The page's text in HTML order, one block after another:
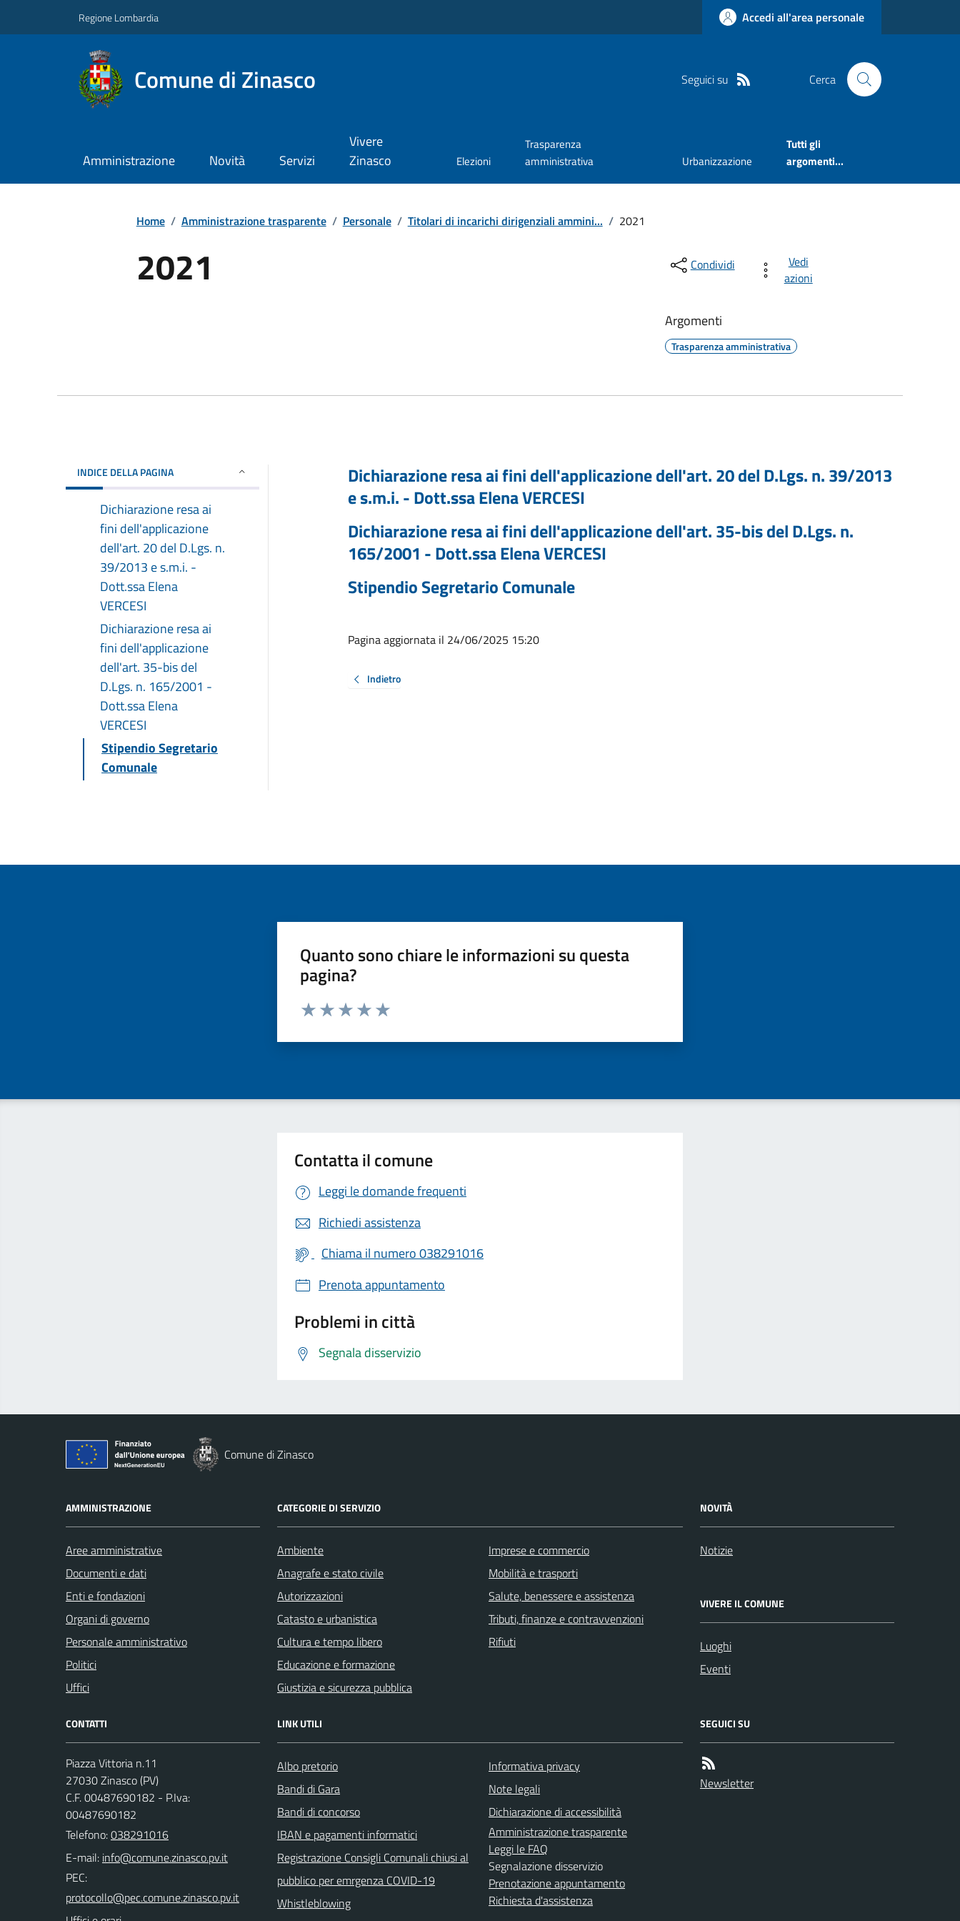
Regione Lombardia Accedi all'area personale
Comune di Zinasco Seguici su Cerca
Amministrazione Novità Servizi
Vivere
Zinasco
Elezioni
Trasparenza
amministrativa
Urbanizzazione
Tutti gli
argomenti...
Home / Amministrazione trasparente / Personale / Titolari di incarichi dirigenziali ammini... / 2021
2021 Condividi
Vedi
azioni
Argomenti
Trasparenza amministrativa
INDICE DELLA PAGINA
Dichiarazione resa ai
fini dell'applicazione
dell'art. 20 del D.Lgs. n.
39/2013 e s.m.i. -
Dott.ssa Elena
VERCESI
Dichiarazione resa ai
fini dell'applicazione
dell'art. 35-bis del
D.Lgs. n. 165/2001 -
Dott.ssa Elena
VERCESI
Stipendio Segretario
Comunale
Dichiarazione resa ai fini dell'applicazione dell'art. 20 del D.Lgs. n. 39/2013
e s.m.i. - Dott.ssa Elena VERCESI
Dichiarazione resa ai fini dell'applicazione dell'art. 35-bis del D.Lgs. n.
165/2001 - Dott.ssa Elena VERCESI
Stipendio Segretario Comunale
Pagina aggiornata il 24/06/2025 15:20
Indietro
Quanto sono chiare le informazioni su questa
pagina?
Valuta da 1 a 5 stelle la pagina
Contatta il comune
Leggi le domande frequenti
Richiedi assistenza
Chiama il numero 038291016
Prenota appuntamento
Problemi in città
Segnala disservizio
Comune di Zinasco
AMMINISTRAZIONE
Aree amministrative
Documenti e dati
Enti e fondazioni
Organi di governo
Personale amministrativo
Politici
Uffici
CATEGORIE DI SERVIZIO
Ambiente
Anagrafe e stato civile
Autorizzazioni
Catasto e urbanistica
Cultura e tempo libero
Educazione e formazione
Giustizia e sicurezza pubblica
Imprese e commercio
Mobilità e trasporti
Salute, benessere e assistenza
Tributi, finanze e contravvenzioni
Rifiuti
NOVITÀ
Notizie
VIVERE IL COMUNE
Luoghi
Eventi
CONTATTI
Piazza Vittoria n.11
27030 Zinasco (PV)
C.F. 00487690182 - P.Iva:
00487690182
Telefono:038291016
E-mail:
PEC:
LINK UTILI
Albo pretorio
Bandi di Gara
Bandi di concorso
IBAN e pagamenti informatici
Registrazione Consigli Comunali chiusi al
pubblico per emrgenza COVID-19
Whistleblowing
Informativa privacy
Note legali
Dichiarazione di accessibilità
Amministrazione trasparente
Leggi le FAQ
Segnalazione disservizio
Prenotazione appuntamento
Richiesta d'assistenza
SEGUICI SU
Newsletter